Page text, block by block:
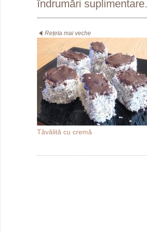
îndrumări suplimentare.
Rețeta mai veche
Tăvălită cu cremă